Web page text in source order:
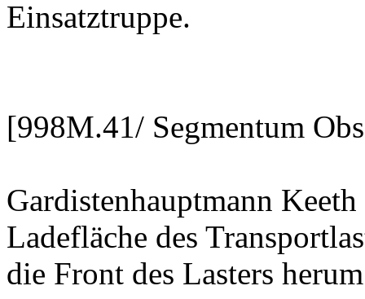
Einsatztruppe.
[998M.41/ Segmentum
Gardistenhauptmann
Ladefläche des
die Front des Lasters